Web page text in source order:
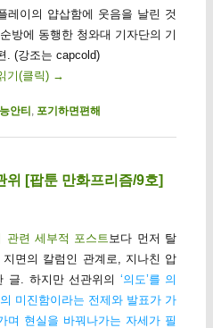
레이의 얍삽함에 웃음을 날린 것
방에 동행한 청와대 기자단의 기
. (강조는 capcold)
기(클릭) →
안티 포기하면편해
위 [팝툰 만화프리즘/9호]
관련 세부적 포스트 보다 먼저 탈
면의 칼럼인 관계로, 지나친 압
글. 하지만 선관위의 ‘의도’를 의
미진함이라는 전제와 발표가 가
며 현실을 바꿔나가는 자세가 필